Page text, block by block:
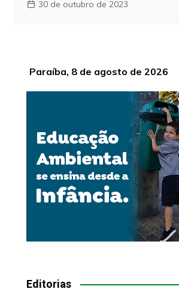
30 de outubro de 2023
Paraíba, 8 de agosto de 2026
Editorias